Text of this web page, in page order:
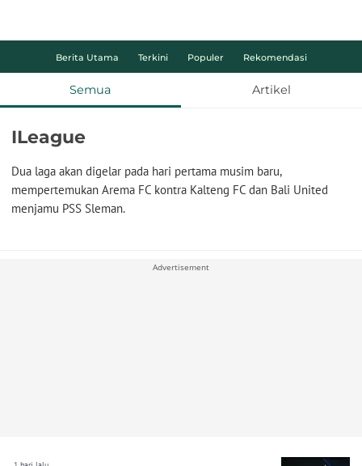
Berita Utama Terkini Populer Rekomendasi
Semua Artikel
ILeague
Dua laga akan digelar pada hari pertama musim baru,
mempertemukan Arema FC kontra Kalteng FC dan Bali United
menjamu PSS Sleman.
Advertisement